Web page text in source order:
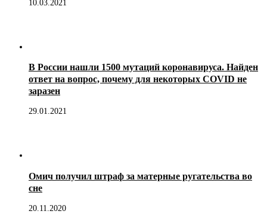
10.03.2021
В России нашли 1500 мутаций коронавируса. Найден
ответ на вопрос, почему для некоторых COVID не
заразен
29.01.2021
Омич получил штраф за матерные ругательства во
сне
20.11.2020